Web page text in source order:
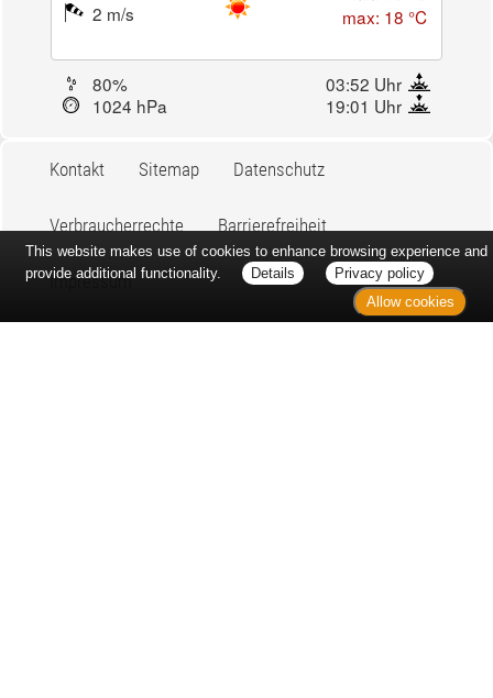
2 m/s
max: 18 °C
80%
03:52 Uhr
1024 hPa
19:01 Uhr
Kontakt Sitemap Datenschutz
Verbraucherrechte Barrierefreiheit
Impressum
This website makes use of cookies to enhance browsing experience and
provide additional functionality.
Details
Privacy policy
Allow cookies